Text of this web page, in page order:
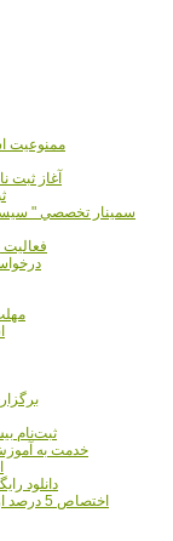
ممنوعيت
آغاز ثبت
سمينار تخصصي "
فعاليت بيش از 70 هزار عضو
درخواست مجوز
ثبت‌نام بيش از 9 هزار نفر در آزمون
خدمت به
دانلود
اختصاص 5 درصد از محل عوارض گاز مصرفي براي نوسازي مدارس